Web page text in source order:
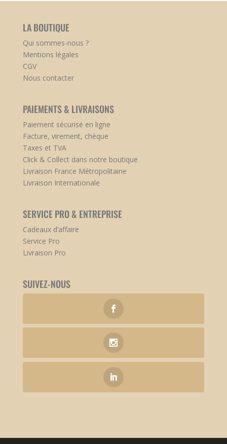
LA BOUTIQUE
Qui sommes-nous ?
Mentions légales
CGV
Nous contacter
PAIEMENTS & LIVRAISONS
Paiement sécurisé en ligne
Facture, virement, chèque
Taxes et TVA
Click & Collect dans notre boutique
Livraison France Métropolitaine
Livraison Internationale
SERVICE PRO & ENTREPRISE
Cadeaux d’affaire
Service Pro
Livraison Pro
SUIVEZ-NOUS